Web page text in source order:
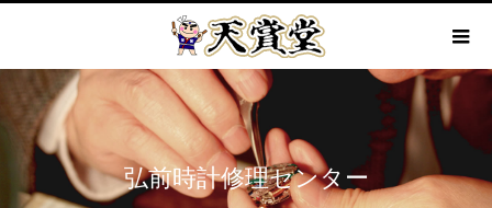
弘前時計修理センター